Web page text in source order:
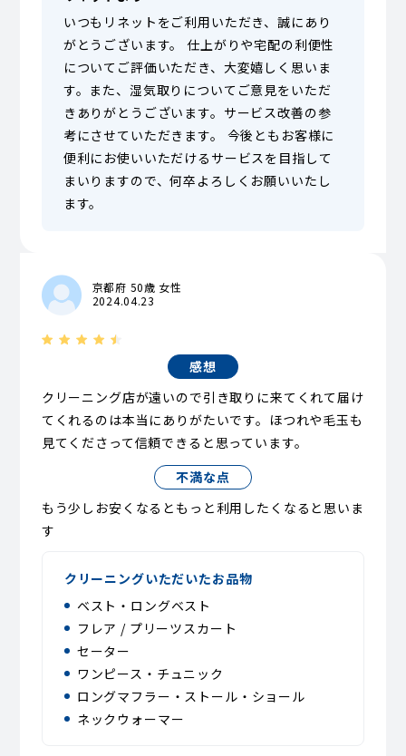
いつもリネットをご利用いただき、誠にあり
がとうございます。 仕上がりや宅配の利便性
についてご評価いただき、大変嬉しく思いま
す。また、湿気取りについてご意見をいただ
きありがとうございます。サービス改善の参
考にさせていただきます。 今後ともお客様に
便利にお使いいただけるサービスを目指して
まいりますので、何卒よろしくお願いいたし
ます。
京都府 50歳 女性
2024.04.23
感想
クリーニング店が遠いので引き取りに来てくれて届け
てくれるのは本当にありがたいです。ほつれや毛玉も
見てくださって信頼できると思っています。
不満な点
もう少しお安くなるともっと利用したくなると思いま
す
クリーニングいただいたお品物
ベスト・ロングベスト
フレア / プリーツスカート
セーター
ワンピース・チュニック
ロングマフラー・ストール・ショール
ネックウォーマー